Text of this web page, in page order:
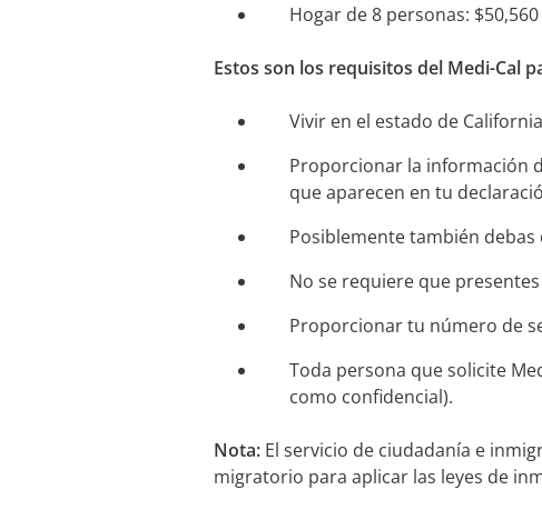
Hogar de 8 personas: $50,560
Estos son los requisitos del Medi-Cal
Vivir en el estado de
Proporcionar la información
que aparecen en tu
Posiblemente también
No se requiere que
Proporcionar tu número de
Toda persona que solicite
como confidencial).
Nota: El servicio de ciudadanía e
migratorio para aplicar las leyes de